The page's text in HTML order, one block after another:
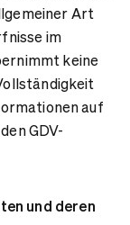
Art
im
keine
auf
GDV-
und deren